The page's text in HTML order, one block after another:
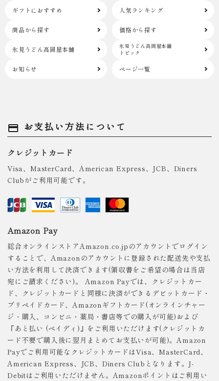
ギフトにおすすめ 人気ランキング
商品から探す 価格から探す
氷見うどん高岡屋本舗
氷見うどん高岡屋本舗
トピック
お知らせ ページ一覧
payment お支払い方法について
クレジットカード
Visa、MasterCard、American Express、JCB、Diners
Clubがご利用可能です。
Amazon Pay
総合オンラインストアAmazon.co.jpのアカウントでログイン
することで、Amazonのアカウントに登録された配送先や支払
い方法を利用して決済できます(領収書をご希望の場合は当店
宛にご請求ください)。 Amazon Payでは、クレジットカー
ド、クレジットカードと同様に決済ができるデビットカード・
プリペイドカード、Amazonギフトカード(オンラインチャー
ジ・購入、コンビニ・薬局・書店等での購入が可能)および
『あと払い (ペイディ)』をご利用いただけます(クレジットカ
ード不要で購入後に翌月まとめてお支払いが可能)。Amazon
Payでご利用可能なクレジットカードはVisa、MasterCard、
American Express、JCB、Diners Clubとなります。J-
Debitはご利用いただけません。Amazonポイントはご利用い